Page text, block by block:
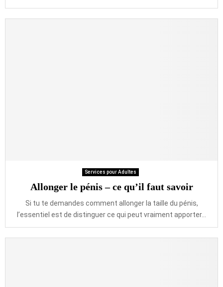
Services pour Adultes
Allonger le pénis – ce qu’il faut savoir
Si tu te demandes comment allonger la taille du pénis,
l’essentiel est de distinguer ce qui peut vraiment apporter...